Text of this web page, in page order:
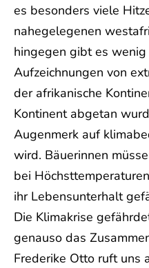
es besonders viele
nahegelegenen
hingegen gibt es
Aufzeichnungen von
der afrikanische
Kontinent abgetan
Augenmerk auf
wird. Bäuerinnen
bei
ihr Lebensunterhalt
Die Klimakrise
genauso das
Frederike Otto ruft uns